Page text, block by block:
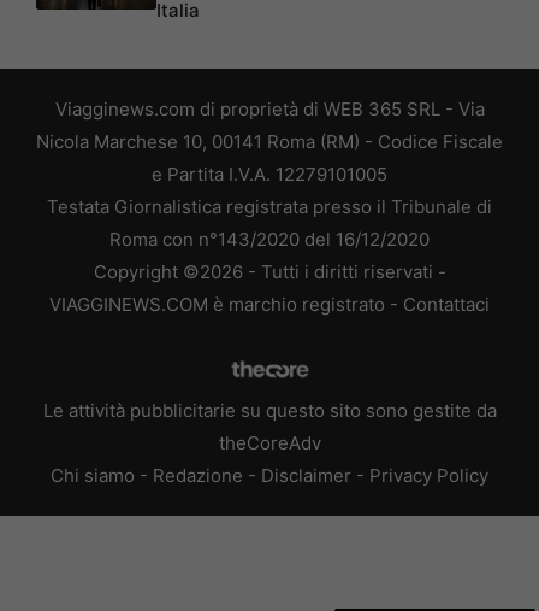
Italia
Viagginews.com di proprietà di WEB 365 SRL - Via
Nicola Marchese 10, 00141 Roma (RM) - Codice Fiscale
e Partita I.V.A. 12279101005
Testata Giornalistica registrata presso il Tribunale di
Roma con n°143/2020 del 16/12/2020
Copyright ©2026 - Tutti i diritti riservati -
VIAGGINEWS.COM è marchio registrato - Contattaci
Le attività pubblicitarie su questo sito sono gestite da
theCoreAdv
Chi siamo - Redazione - Disclaimer - Privacy Policy